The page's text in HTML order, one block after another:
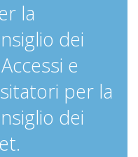
la
dei
e
per la
dei